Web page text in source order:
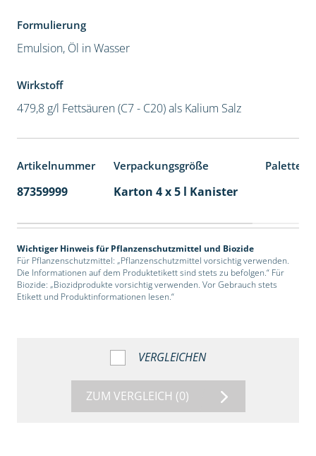
Formulierung
Emulsion, Öl in Wasser
Wirkstoff
479,8 g/l Fettsäuren (C7 - C20) als Kalium Salz
Artikelnummer Verpackungsgröße
87359999 Karton 4 x 5 l Kanister
Wichtiger Hinweis für Pflanzenschutzmittel und Biozide
Für Pflanzenschutzmittel: „Pflanzenschutzmittel vorsichtig verwenden.
Die Informationen auf dem Produktetikett sind stets zu befolgen.“ Für
Biozide: „Biozidprodukte vorsichtig verwenden. Vor Gebrauch stets
Etikett und Produktinformationen lesen.“
VERGLEICHEN
ZUM VERGLEICH (0)